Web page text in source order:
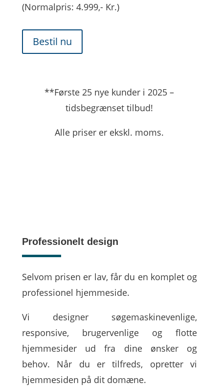
(Normalpris: 4.999,- Kr.)
Bestil nu
**Første 25 nye kunder i 2025 –
tidsbegrænset tilbud!
Alle priser er ekskl. moms.
Professionelt design
Selvom prisen er lav, får du en komplet og
professionel hjemmeside.
Vi designer søgemaskinevenlige,
responsive, brugervenlige og flotte
hjemmesider ud fra dine ønsker og
behov. Når du er tilfreds, opretter vi
hjemmesiden på dit domæne.